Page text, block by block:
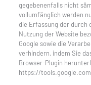
gegebenenfalls nicht
vollumfänglich werden
die Erfassung der durch
Nutzung der Website
Google sowie die
verhindern, indem Sie
Browser-Plugin
https://